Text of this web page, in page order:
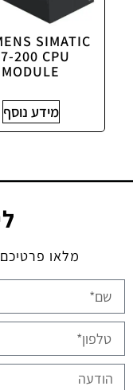
SIMATIC
200 CPU
MODULE
מידע נוסף
מלאו